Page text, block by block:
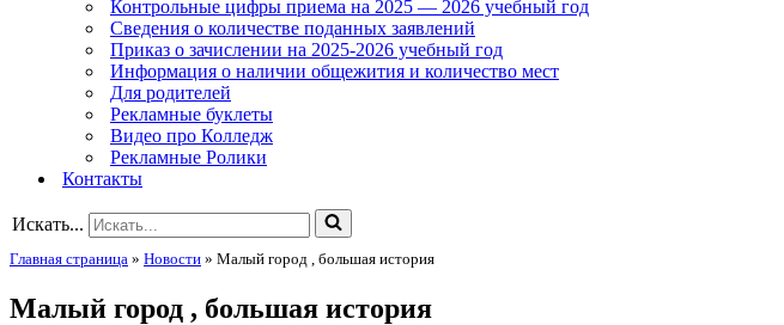
Контрольные цифры приема на 2025 — 2026 учебный год
Сведения о количестве поданных заявлений
Приказ о зачислении на 2025-2026 учебный год
Информация о наличии общежития и количество мест
Для родителей
Рекламные буклеты
Видео про Колледж
Рекламные Ролики
Контакты
Искать...
Главная страница » Новости » Малый город , большая история
Малый город , большая история